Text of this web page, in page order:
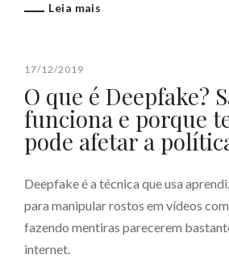
Leia mais
17/12/2019
O que é Deepfake?
funciona e porque
pode afetar a
Deepfake é a técnica que usa
para manipular rostos em vídeos
fazendo mentiras parecerem
internet.